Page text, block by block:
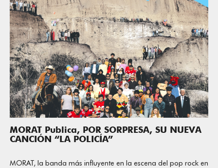
MORAT Publica, POR SORPRESA, SU NUEVA
CANCIÓN “LA POLICÍA”
MORAT, la banda más influyente en la escena del pop rock en